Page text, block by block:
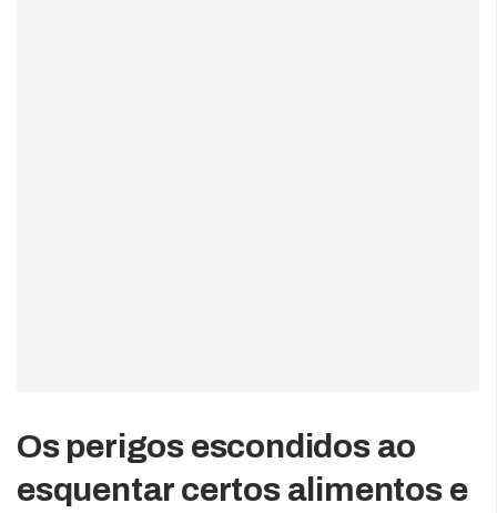
Os perigos escondidos ao
esquentar certos alimentos e